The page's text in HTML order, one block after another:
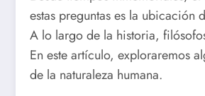
estas preguntas es la
A lo largo de la historia,
En este artículo, exploraremos
de la naturaleza humana.